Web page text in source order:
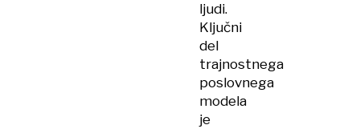
ljudi.
Ključni
del
trajnostnega
poslovnega
modela
je